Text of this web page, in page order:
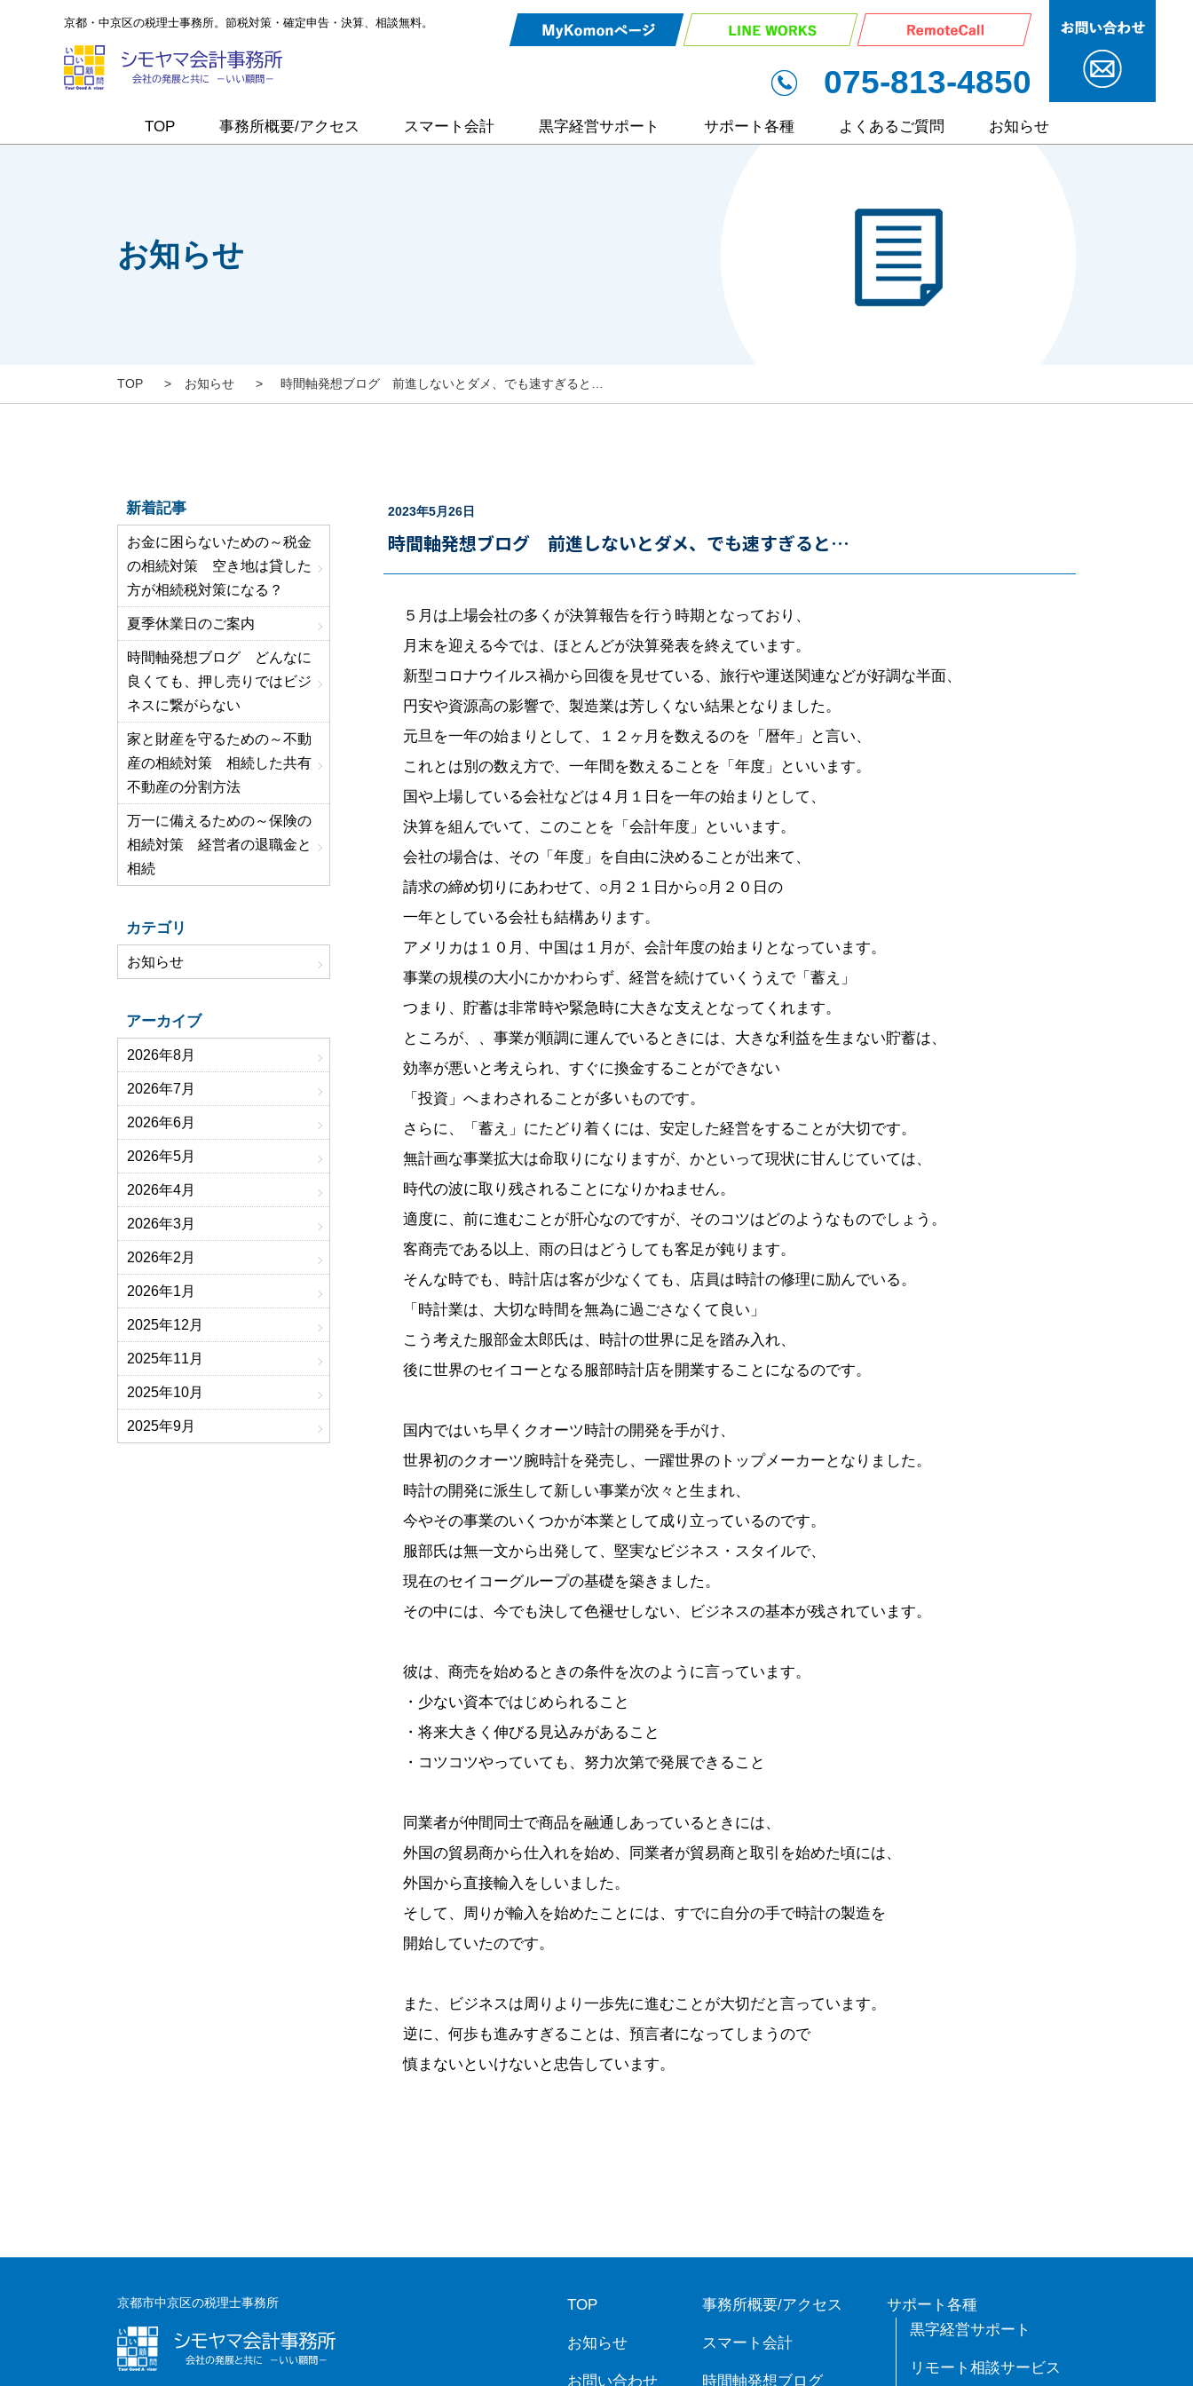
京都・中京区の税理士事務所。節税対策・確定申告・決算、相談無料。
075-813-4850
TOP 事務所概要/アクセス スマート会計 黒字経営サポート サポート各種 よくあるご質問 お知らせ
お知らせ
TOP > お知らせ > 時間軸発想ブログ 前進しないとダメ、でも速すぎると…
新着記事
お金に困らないための～税金
の相続対策 空き地は貸した
方が相続税対策になる？
夏季休業日のご案内
時間軸発想ブログ どんなに
良くても、押し売りではビジ
ネスに繋がらない
家と財産を守るための～不動
産の相続対策 相続した共有
不動産の分割方法
万一に備えるための～保険の
相続対策 経営者の退職金と
相続
カテゴリ
お知らせ
アーカイブ
2026年8月
2026年7月
2026年6月
2026年5月
2026年4月
2026年3月
2026年2月
2026年1月
2025年12月
2025年11月
2025年10月
2025年9月
2023年5月26日
時間軸発想ブログ 前進しないとダメ、でも速すぎると…
５月は上場会社の多くが決算報告を行う時期となっており、
月末を迎える今では、ほとんどが決算発表を終えています。
新型コロナウイルス禍から回復を見せている、旅行や運送関連などが好調な半面、
円安や資源高の影響で、製造業は芳しくない結果となりました。
元旦を一年の始まりとして、１２ヶ月を数えるのを「暦年」と言い、
これとは別の数え方で、一年間を数えることを「年度」といいます。
国や上場している会社などは４月１日を一年の始まりとして、
決算を組んでいて、このことを「会計年度」といいます。
会社の場合は、その「年度」を自由に決めることが出来て、
請求の締め切りにあわせて、○月２１日から○月２０日の
一年としている会社も結構あります。
アメリカは１０月、中国は１月が、会計年度の始まりとなっています。
事業の規模の大小にかかわらず、経営を続けていくうえで「蓄え」
つまり、貯蓄は非常時や緊急時に大きな支えとなってくれます。
ところが、、事業が順調に運んでいるときには、大きな利益を生まない貯蓄は、
効率が悪いと考えられ、すぐに換金することができない
「投資」へまわされることが多いものです。
さらに、「蓄え」にたどり着くには、安定した経営をすることが大切です。
無計画な事業拡大は命取りになりますが、かといって現状に甘んじていては、
時代の波に取り残されることになりかねません。
適度に、前に進むことが肝心なのですが、そのコツはどのようなものでしょう。
客商売である以上、雨の日はどうしても客足が鈍ります。
そんな時でも、時計店は客が少なくても、店員は時計の修理に励んでいる。
「時計業は、大切な時間を無為に過ごさなくて良い」
こう考えた服部金太郎氏は、時計の世界に足を踏み入れ、
後に世界のセイコーとなる服部時計店を開業することになるのです。
国内ではいち早くクオーツ時計の開発を手がけ、
世界初のクオーツ腕時計を発売し、一躍世界のトップメーカーとなりました。
時計の開発に派生して新しい事業が次々と生まれ、
今やその事業のいくつかが本業として成り立っているのです。
服部氏は無一文から出発して、堅実なビジネス・スタイルで、
現在のセイコーグループの基礎を築きました。
その中には、今でも決して色褪せしない、ビジネスの基本が残されています。
彼は、商売を始めるときの条件を次のように言っています。
・少ない資本ではじめられること
・将来大きく伸びる見込みがあること
・コツコツやっていても、努力次第で発展できること
同業者が仲間同士で商品を融通しあっているときには、
外国の貿易商から仕入れを始め、同業者が貿易商と取引を始めた頃には、
外国から直接輸入をしいました。
そして、周りが輸入を始めたことには、すでに自分の手で時計の製造を
開始していたのです。
また、ビジネスは周りより一歩先に進むことが大切だと言っています。
逆に、何歩も進みすぎることは、預言者になってしまうので
慎まないといけないと忠告しています。
京都市中京区の税理士事務所 TOP
お知らせ
お問い合わせ
事務所概要/アクセス
スマート会計
時間軸発想ブログ
サポート各種
黒字経営サポート
リモート相談サービス